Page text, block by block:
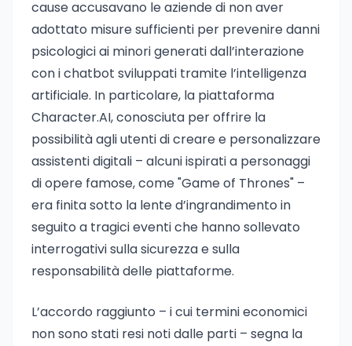
cause accusavano le aziende di non aver
adottato misure sufficienti per prevenire danni
psicologici ai minori generati dall’interazione
con i chatbot sviluppati tramite l’intelligenza
artificiale. In particolare, la piattaforma
Character.AI, conosciuta per offrire la
possibilità agli utenti di creare e personalizzare
assistenti digitali – alcuni ispirati a personaggi
di opere famose, come "Game of Thrones" –
era finita sotto la lente d’ingrandimento in
seguito a tragici eventi che hanno sollevato
interrogativi sulla sicurezza e sulla
responsabilità delle piattaforme.
L’accordo raggiunto – i cui termini economici
non sono stati resi noti dalle parti – segna la